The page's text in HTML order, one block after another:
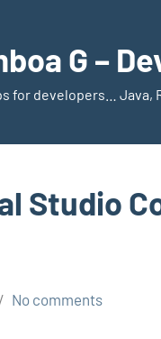
G –
for developers… Java,
Studio
No comments